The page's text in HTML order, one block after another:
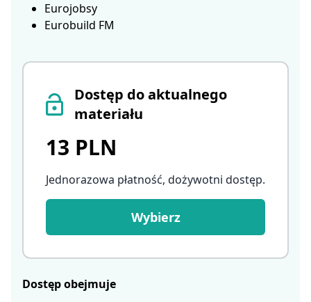
Dostęp do aktualnego
materiału
13 PLN
Jednorazowa płatność, dożywotni dostęp.
Wybierz
Dostęp obejmuje
Eurojobsy
Eurobuild FM